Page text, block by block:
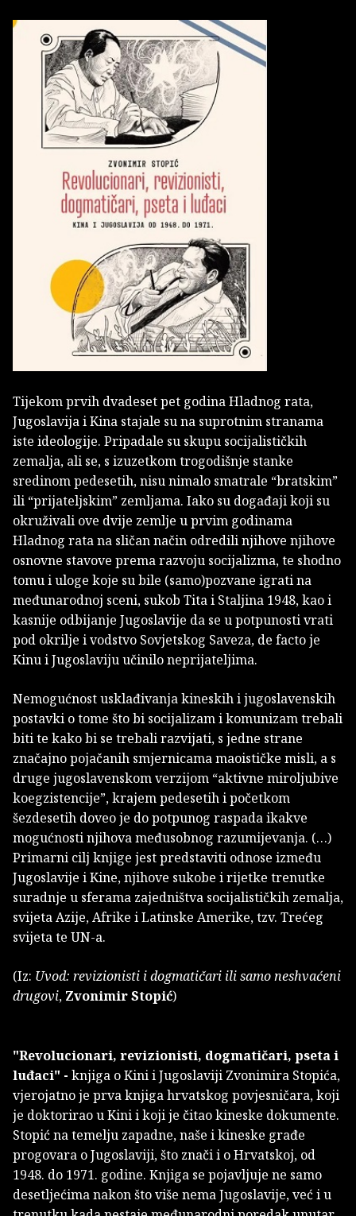
Tijekom prvih dvadeset pet godina Hladnog rata,
Jugoslavija i Kina stajale su na suprotnim stranama
iste ideologije. Pripadale su skupu socijalističkih
zemalja, ali se, s izuzetkom trogodišnje stanke
sredinom pedesetih, nisu nimalo smatrale “bratskim”
ili “prijateljskim” zemljama. Iako su događaji koji su
okruživali ove dvije zemlje u prvim godinama
Hladnog rata na sličan način odredili njihove njihove
osnovne stavove prema razvoju socijalizma, te shodno
tomu i uloge koje su bile (samo)pozvane igrati na
međunarodnoj sceni, sukob Tita i Staljina 1948, kao i
kasnije odbijanje Jugoslavije da se u potpunosti vrati
pod okrilje i vodstvo Sovjetskog Saveza, de facto je
Kinu i Jugoslaviju učinilo neprijateljima.
Nemogućnost usklađivanja kineskih i jugoslavenskih
postavki o tome što bi socijalizam i komunizam trebali
biti te kako bi se trebali razvijati, s jedne strane
značajno pojačanih smjernicama maoističke misli, a s
druge jugoslavenskom verzijom “aktivne miroljubive
koegzistencije”, krajem pedesetih i početkom
šezdesetih doveo je do potpunog raspada ikakve
mogućnosti njihova međusobnog razumijevanja. (…)
Primarni cilj knjige jest predstaviti odnose između
Jugoslavije i Kine, njihove sukobe i rijetke trenutke
suradnje u sferama zajedništva socijalističkih zemalja,
svijeta Azije, Afrike i Latinske Amerike, tzv. Trećeg
svijeta te UN-a.
(Iz: Uvod: revizionisti i dogmatičari ili samo neshvaćeni
drugovi, Zvonimir Stopić)
"Revolucionari, revizionisti, dogmatičari, pseta i
luđaci" - knjiga o Kini i Jugoslaviji Zvonimira Stopića,
vjerojatno je prva knjiga hrvatskog povjesničara, koji
je doktorirao u Kini i koji je čitao kineske dokumente.
Stopić na temelju zapadne, naše i kineske građe
progovara o Jugoslaviji, što znači i o Hrvatskoj, od
1948. do 1971. godine. Knjiga se pojavljuje ne samo
desetljećima nakon što više nema Jugoslavije, već i u